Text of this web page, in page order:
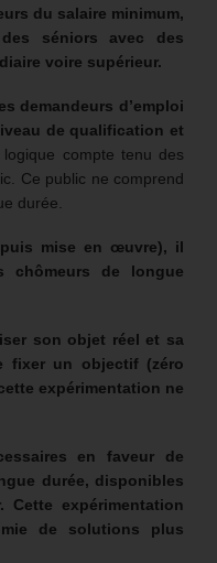
du salaire minimum,
séniors avec des
voire supérieur.
demandeurs d’emploi
de qualification et
logique compte tenu des
Ce public ne comprend
durée.
mise en œuvre), il
chômeurs de longue
son objet réel et sa
fixer un objectif (zéro
expérimentation ne
en faveur de
durée, disponibles
Cette expérimentation
de solutions plus